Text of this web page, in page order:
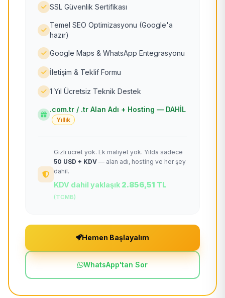
SSL Güvenlik Sertifikası
Temel SEO Optimizasyonu (Google'a
hazır)
Google Maps & WhatsApp Entegrasyonu
İletişim & Teklif Formu
1 Yıl Ücretsiz Teknik Destek
.com.tr / .tr Alan Adı + Hosting — DAHİL
Yıllık
Gizli ücret yok. Ek maliyet yok. Yılda sadece
50 USD + KDV — alan adı, hosting ve her şey
dahil.
KDV dahil yaklaşık 2.856,51 TL
(TCMB)
Hemen Başlayalım
WhatsApp'tan Sor